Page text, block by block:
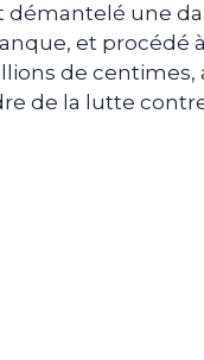
démantelé une
et procédé
de centimes,
de la lutte